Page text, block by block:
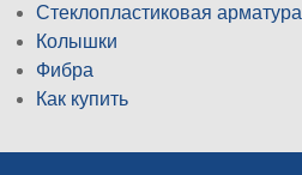
Стеклопластиковая арматура
Колышки
Фибра
Как купить